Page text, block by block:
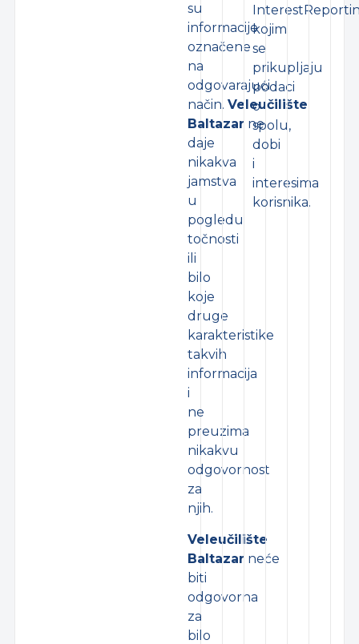
su
informacije
označene
na
odgovarajući
način. Veleučilište
Baltazar ne
daje
nikakva
jamstva
u
pogledu
točnosti
ili
bilo
koje
druge
karakteristike
takvih
informacija
i
ne
preuzima
nikakvu
odgovornost
za
njih.
Veleučilište
Baltazar neće
biti
odgovorna
za
bilo
kojim
se
prikupljaju
podaci
o
spolu,
dobi
i
interesima
korisnika.